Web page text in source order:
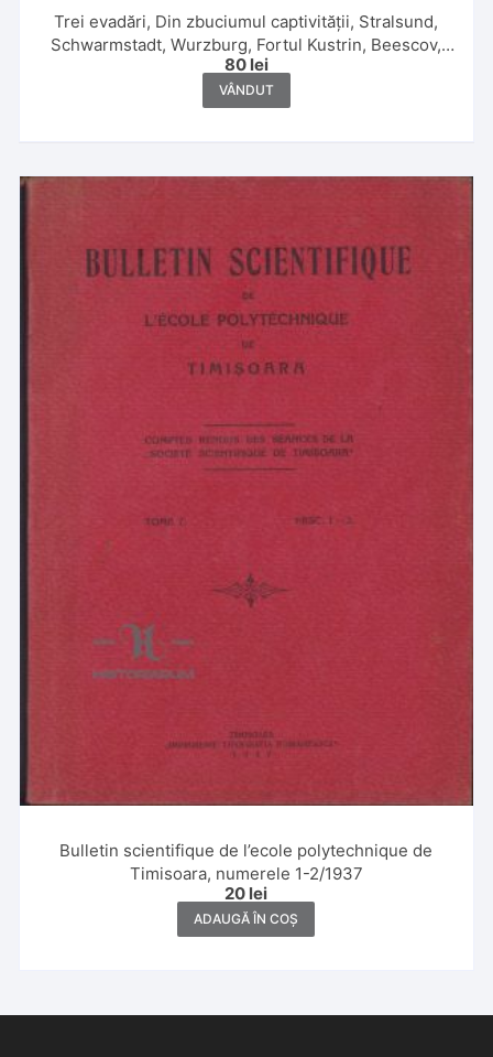
Trei evadări, Din zbuciumul captivității, Stralsund,
Schwarmstadt, Wurzburg, Fortul Kustrin, Beescov,
Berlin, Fortul Gorgast de maior G Caracaș, 1920
80 lei
VÂNDUT
Bulletin scientifique de l’ecole polytechnique de
Timisoara, numerele 1-2/1937
20 lei
ADAUGĂ ÎN COȘ